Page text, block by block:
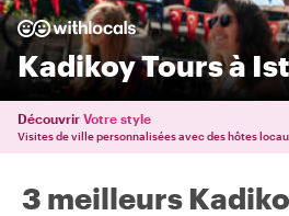
Kadikoy Tours à
Découvrir Votre style
Visites de ville personnalisées avec des hôtes
3 meilleurs